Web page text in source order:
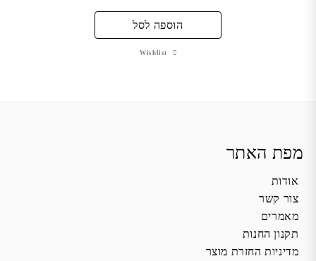
הוספה לסל
Wishlist
מפת האתר
אודות
צור קשר
מאמרים
תקנון החנות
מדיניות החזרת מוצר